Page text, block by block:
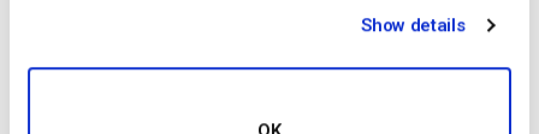
Show details
C’est tout – vous êtes maintenant prêt à commencer à
adresse support@dacast.com